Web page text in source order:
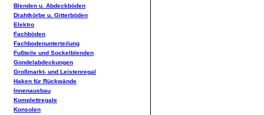
Blenden u. Abdeckböden
Drahtkörbe u. Gitterböden
Elektro
Fachböden
Fachbodenunterteilung
Fußteile und Sockelblenden
Gondelabdeckungen
Großmarkt- und Leistenregal
Haken für Rückwände
Innenausbau
Komplettregale
Konsolen